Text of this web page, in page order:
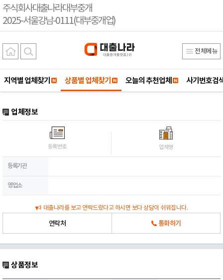
주식회사대출나라대부중개
2025-서울강남-0111(대부중개업)
전체메뉴
지역별 업체찾기 상품별 업체찾기 오늘의 추천업체 사기번호검
업체정보
등록번호 업체명
등록기관
영업소
대출나라를 보고 연락드렸다고 하시면 보다 상담이 쉬워집니다.
연락처 통화하기
상품정보